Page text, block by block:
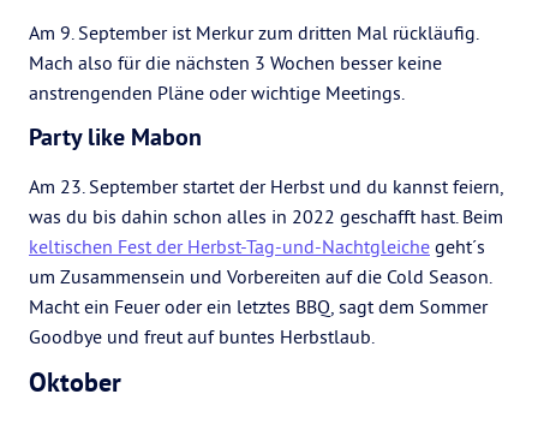
Am 9. September ist Merkur zum dritten Mal rückläufig.
Mach also für die nächsten 3 Wochen besser keine
anstrengenden Pläne oder wichtige Meetings.
Party like Mabon
Am 23. September startet der Herbst und du kannst feiern,
was du bis dahin schon alles in 2022 geschafft hast. Beim
keltischen Fest der Herbst-Tag-und-Nachtgleiche geht´s
um Zusammensein und Vorbereiten auf die Cold Season.
Macht ein Feuer oder ein letztes BBQ, sagt dem Sommer
Goodbye und freut auf buntes Herbstlaub.
Oktober